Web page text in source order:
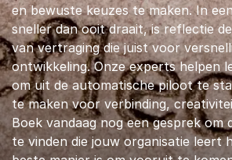
en bewuste keuzes te maken. In
sneller dan ooit draait, is reflectie
van vertraging die juist voor
ontwikkeling. Onze experts helpen
om uit de automatische piloot te
te maken voor verbinding,
Boek vandaag nog een gesprek om
te vinden die jouw organisatie leert